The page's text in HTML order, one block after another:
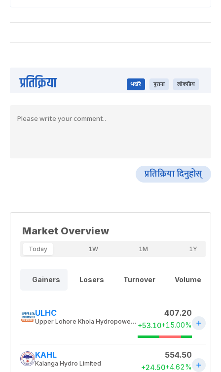
प्रतिक्रिया भर्खरै पुराना लोकप्रिय
प्रतिक्रिया दिनुहोस्